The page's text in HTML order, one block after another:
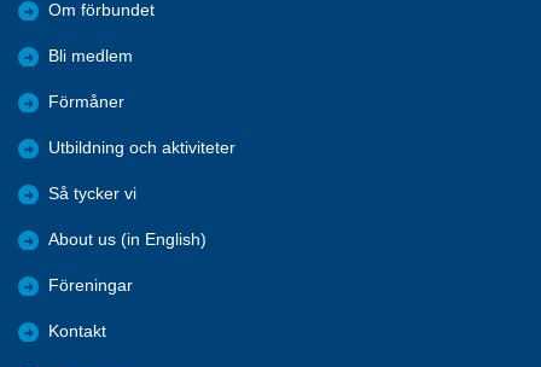
Om förbundet
Bli medlem
Förmåner
Utbildning och aktiviteter
Så tycker vi
About us (in English)
Föreningar
Kontakt